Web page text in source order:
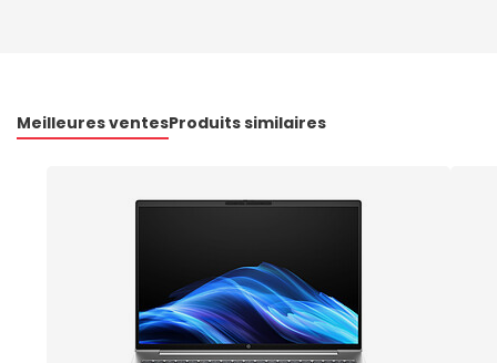
Meilleures ventesProduits similaires